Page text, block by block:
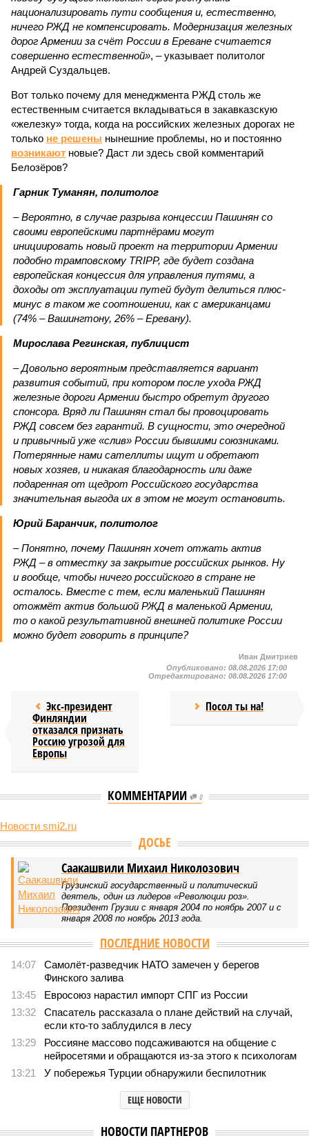
национализировать пути сообщения и, естественно,
ничего РЖД не компенсировать. Модернизация железных
дорог Армении за счёт России в Ереване считается
совершенно естественной», – указывает политолог
Андрей Суздальцев.
Вот только почему для менеджмента РЖД столь же
естественным считается вкладываться в закавказскую
«железку» тогда, когда на российских железных дорогах не
только не решены нынешние проблемы, но и постоянно
возникают новые? Даст ли здесь свой комментарий
Белозёров?
Гарник Туманян, политолог
– Вероятно, в случае разрыва концессии Пашинян со
своими европейскими партнёрами могут
инициировать новый проект на территории Армении
подобно трамповскому TRIPP, где будет создана
европейская концессия для управления путями, а
доходы от эксплуатации путей будут делиться плюс-
минус в таком же соотношении, как с американцами
(74% – Вашингтону, 26% – Еревану).
Мирослава Регинская, публицист
– Довольно вероятным представляется вариант
развития событий, при котором после ухода РЖД
железные дороги Армении быстро обретут другого
спонсора. Вряд ли Пашинян стал бы провоцировать
РЖД совсем без гарантий. В сущности, это очередной
и привычный уже «слив» России бывшими союзниками.
Потерянные нами сателлиты ищут и обретают
новых хозяев, и никакая благодарность или даже
подаренная от щедрот Российского государства
значительная выгода их в этом не могут остановить.
Юрий Баранчик, политолог
– Понятно, почему Пашинян хочет отжать актив
РЖД – в отместку за закрытие российских рынков. Ну
и вообще, чтобы ничего российского в стране не
осталось. Вместе с тем, если маленький Пашинян
отожмёт актив большой РЖД в маленькой Армении,
то о какой результативной внешней политике России
можно будет говорить в принципе?
Иван Дмитриев
Опубликовано: 08.08.2026 17:00
Отредактировано: 08.08.2026 17:00
Экс-президент
Финляндии
отказался признать
Россию угрозой для
Европы
Посол ты на!
КОММЕНТАРИИ 0
Новости smi2.ru
В нескольких станциях от уже сданного
«Сказочного леса» пайщики ЖК «Станция Л» продолжают ждать от
компании Capital Group начала реальной достройки
В нескольких станциях от уже сданного «Сказочного
леса» пайщики ЖК «Станция Л» продолжают ждать от
компании Capital Group начала реальной достройки
«Станция ожидания» для дольщиков
В нескольких станциях от уже сданного «Сказочного леса» пайщики ЖК
реальной достройки (изображение сгенерировано ИИ)
Пока в Ярославском районе СВАО дольщики «Сказочного леса»
заключение о соответствии проектной документации и